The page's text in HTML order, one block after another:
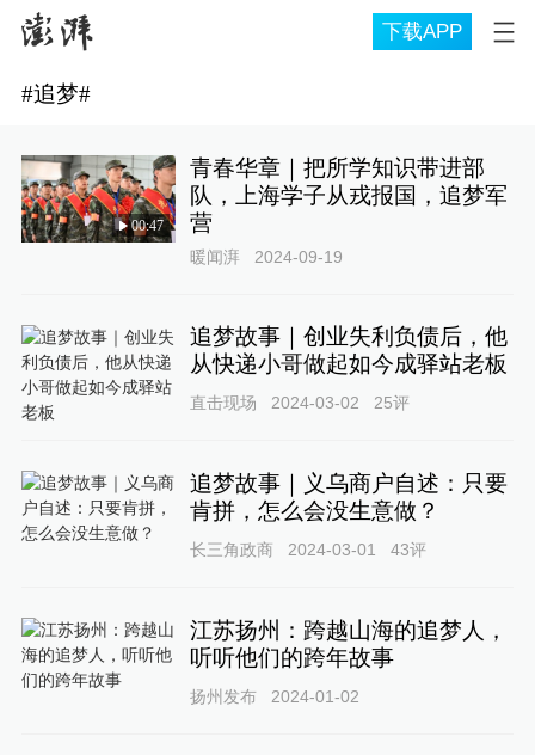
下载APP
#追梦#
00:47
青春华章｜把所学知识带进部
队，上海学子从戎报国，追梦军
营
暖闻湃 2024-09-19
追梦故事｜创业失利负债后，他
从快递小哥做起如今成驿站老板
直击现场 2024-03-02 25评
追梦故事｜义乌商户自述：只要
肯拼，怎么会没生意做？
长三角政商 2024-03-01 43评
江苏扬州：跨越山海的追梦人，
听听他们的跨年故事
扬州发布 2024-01-02